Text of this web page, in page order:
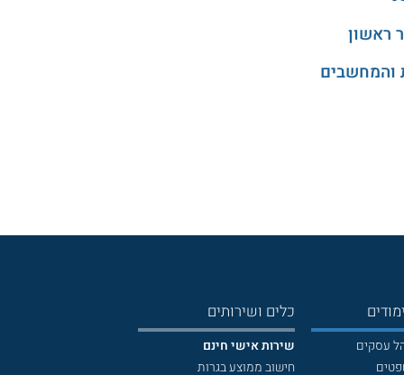
ראשון
והמחשבים
עסקים
כלים ושירותים
שירות אישי חינם
חישוב ממוצע בגרות